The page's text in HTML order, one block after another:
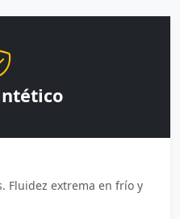
Fluidez extrema en frío y